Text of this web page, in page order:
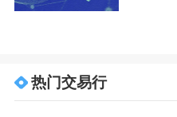
热门交易行